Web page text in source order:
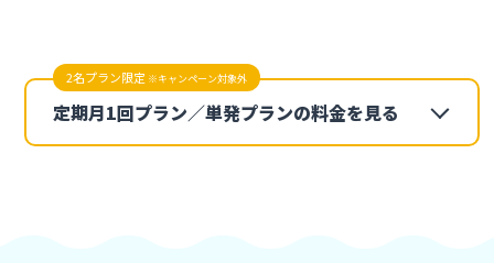
2名プラン限定 ※キャンペーン対象外
定期月1回プラン／単発プランの料金を見る